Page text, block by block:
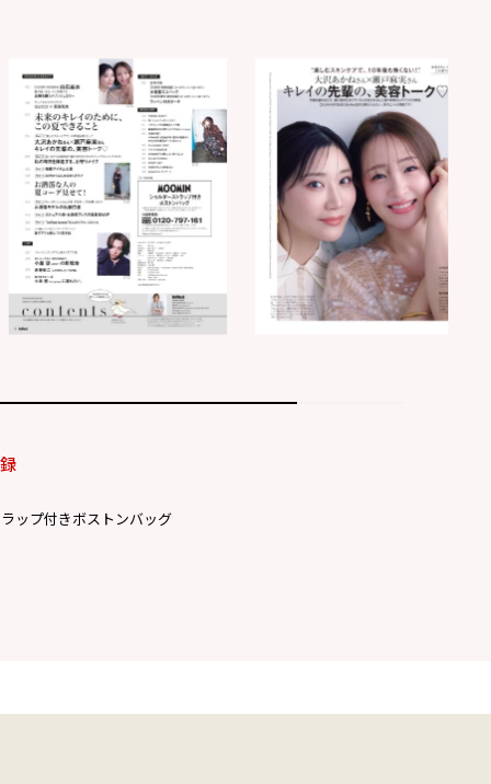
ップ付きボストンバッグ